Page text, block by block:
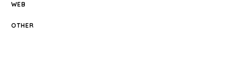
WEB
OTHER